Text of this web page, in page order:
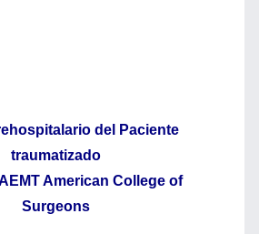
del Paciente
traumatizado
American College of
Surgeons